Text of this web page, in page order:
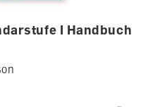
I Handbuch